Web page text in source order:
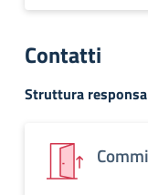
Contatti
Struttura